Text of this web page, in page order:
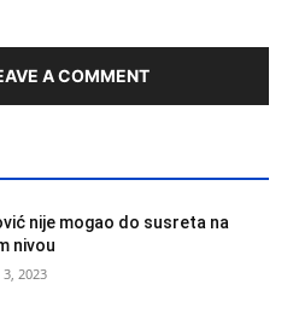
A COMMENT
nije mogao do susreta na
nivou
2023